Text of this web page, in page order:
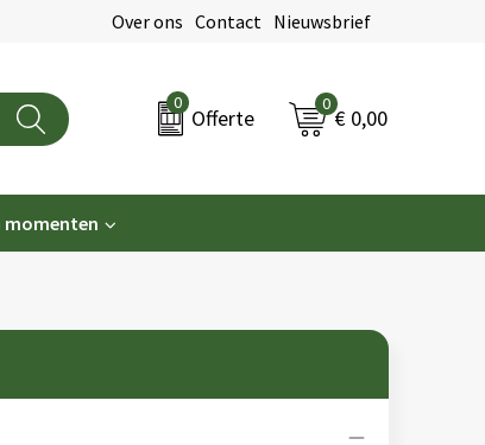
Over ons Contact Nieuwsbrief
0
Offerte
0
€ 0,00
momenten